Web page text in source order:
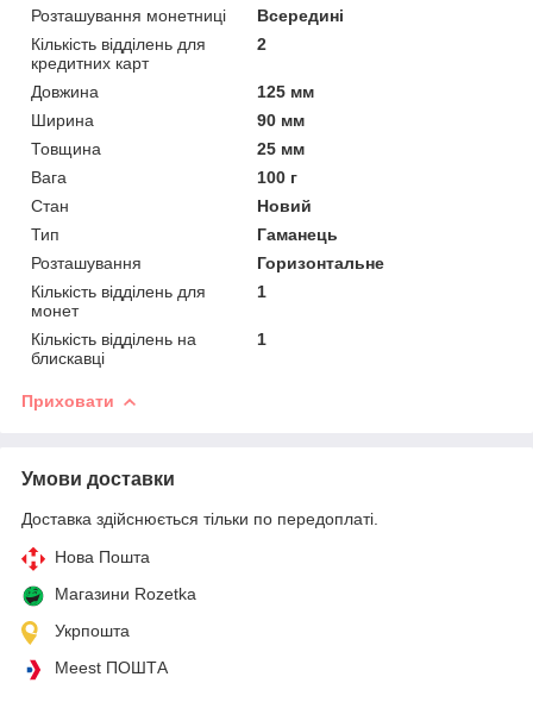
Розташування монетниці
Всередині
Кількість відділень для
кредитних карт
2
Довжина
125 мм
Ширина
90 мм
Товщина
25 мм
Вага
100 г
Стан
Новий
Тип
Гаманець
Розташування
Горизонтальне
Кількість відділень для
монет
1
Кількість відділень на
блискавці
1
Приховати
Умови доставки
Доставка здійснюється тільки по передоплаті.
Нова Пошта
Магазини Rozetka
Укрпошта
Meest ПОШТА